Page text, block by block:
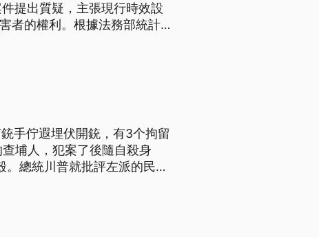
提出質疑，主張現行時效設
者的權利。根據法務部統計，
手佇遐埋伏開銃，有3个拘留
埔人，犯案了後隨自殺身
總統川普就批評左派的民主